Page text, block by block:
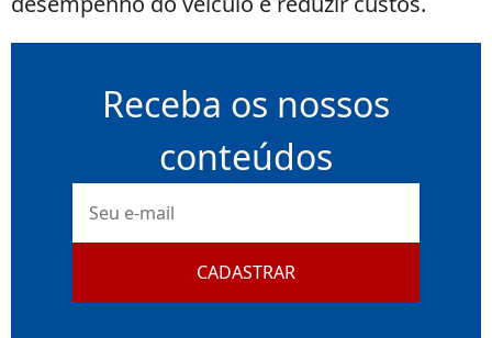
Receba os nossos
conteúdos
mail
CADASTRAR